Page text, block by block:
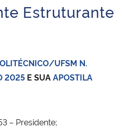
Estruturante
UFSM N.
2025 E SUAAPOSTILA
– Presidente;